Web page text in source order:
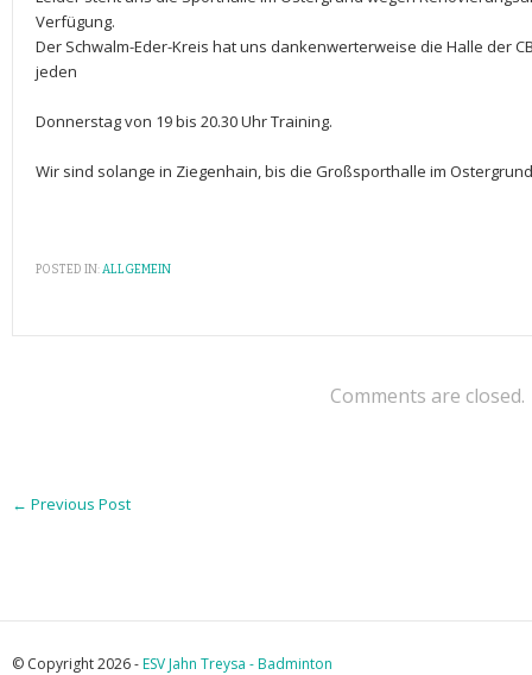
Verfügung.
Der Schwalm-Eder-Kreis hat uns dankenwerterweise die Halle der
jeden
Donnerstag von 19 bis 20.30 Uhr Training.
Wir sind solange in Ziegenhain, bis die Großsporthalle im
POSTED IN:ALLGEMEIN
Comments are closed.
← Previous Post
© Copyright 2026 -ESV Jahn Treysa - Badminton